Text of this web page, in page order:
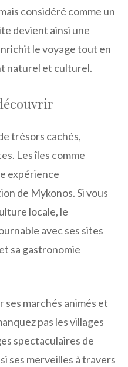
considéré comme un
devient ainsi une
le voyage tout en
naturel et culturel.
trésors cachés,
Les îles comme
expérience
de Mykonos. Si vous
locale, le
avec ses sites
sa gastronomie
ses marchés animés et
pas les villages
spectaculaires de
ses merveilles à travers